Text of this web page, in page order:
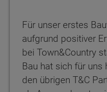
Für unser erstes
aufgrund positiver
bei Town&Country
Bau hat sich für uns
den übrigen T&C